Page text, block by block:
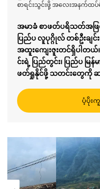
စာရင်းသွင်းဖို့ အလေးအနက်ထပ်
အမာခံ စာဖတ်ပရိသတ်အဖြ
ပြည်ပ လူပုဂ္ဂိုလ် တစ်ဦးချ
အထူးကျေးဇူးတင်ရှိပါတယ်။
င်းရဲ့ ပြည်တွင်း၊ ပြည်ပ မ
ဖတ်ရှုနိုင်ဖို့ သတင်းတွေကို ဆ
ပံ့ပိုးကူ